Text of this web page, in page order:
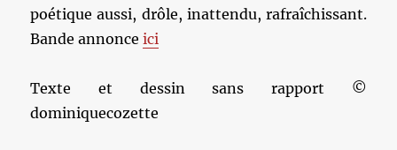
poétique aussi, drôle, inattendu, rafraîchissant.
Bande annonceici
Texte et dessin sans rapport ©
dominiquecozette